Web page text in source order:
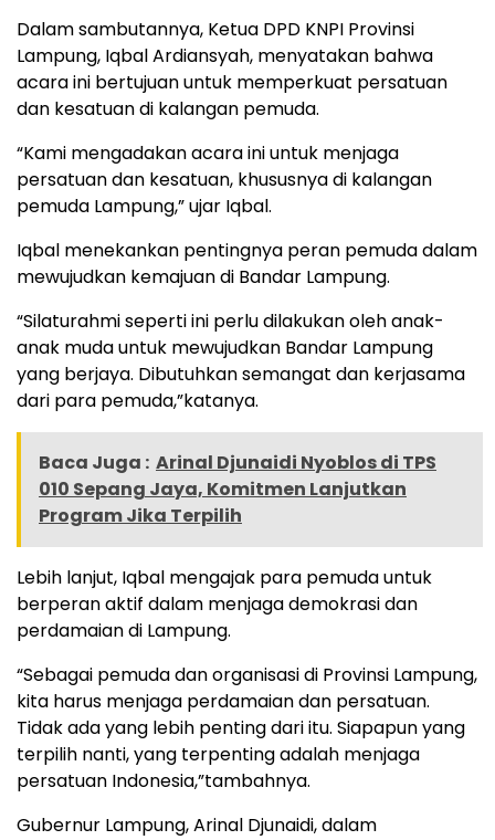
Dalam sambutannya, Ketua DPD KNPI Provinsi
Lampung, Iqbal Ardiansyah, menyatakan bahwa
acara ini bertujuan untuk memperkuat persatuan
dan kesatuan di kalangan pemuda.
“Kami mengadakan acara ini untuk menjaga
persatuan dan kesatuan, khususnya di kalangan
pemuda Lampung,” ujar Iqbal.
Iqbal menekankan pentingnya peran pemuda dalam
mewujudkan kemajuan di Bandar Lampung.
“Silaturahmi seperti ini perlu dilakukan oleh anak-
anak muda untuk mewujudkan Bandar Lampung
yang berjaya. Dibutuhkan semangat dan kerjasama
dari para pemuda,”katanya.
Baca Juga : Arinal Djunaidi Nyoblos di TPS
010 Sepang Jaya, Komitmen Lanjutkan
Program Jika Terpilih
Lebih lanjut, Iqbal mengajak para pemuda untuk
berperan aktif dalam menjaga demokrasi dan
perdamaian di Lampung.
“Sebagai pemuda dan organisasi di Provinsi Lampung,
kita harus menjaga perdamaian dan persatuan.
Tidak ada yang lebih penting dari itu. Siapapun yang
terpilih nanti, yang terpenting adalah menjaga
persatuan Indonesia,”tambahnya.
Gubernur Lampung, Arinal Djunaidi, dalam